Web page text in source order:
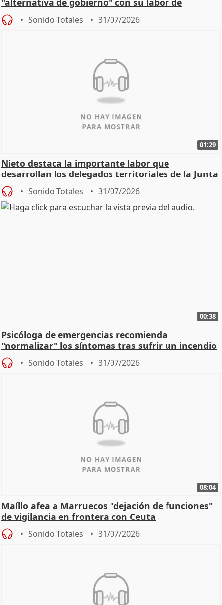
"alternativa de gobierno" con su labor de
oposición
Sonido Totales 31/07/2026
01:29
Nieto destaca la importante labor que
desarrollan los delegados territoriales de la Junta
Sonido Totales 31/07/2026
00:38
Psicóloga de emergencias recomienda
"normalizar" los síntomas tras sufrir un incendio
Sonido Totales 31/07/2026
08:04
Maíllo afea a Marruecos "dejación de funciones"
de vigilancia en frontera con Ceuta
Sonido Totales 31/07/2026